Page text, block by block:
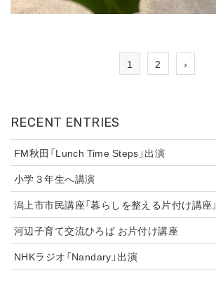
1 2 ›
RECENT ENTRIES
FM秋田「Lunch Time Steps」出演
小学３年生へ講演
潟上市市民講座「暮らしを整える片付け講座」
河辺子育て交流ひろば お片付け講座
NHKラジオ「Nandary」出演